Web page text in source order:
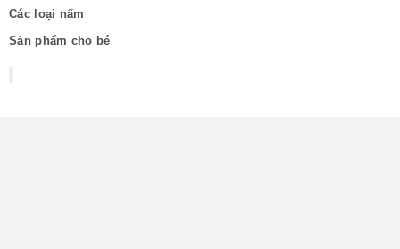
Các loại nấm
Sản phẩm cho bé